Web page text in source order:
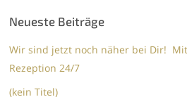
Neueste Beiträge
Wir sind jetzt noch näher bei Dir!
Rezeption 24/7
(kein Titel)